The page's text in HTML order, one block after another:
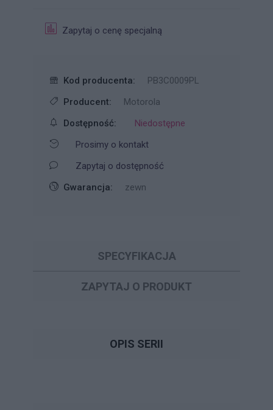
Zapytaj o cenę specjalną
Kod producenta:
PB3C0009PL
Producent:
Motorola
Dostępność:
Niedostępne
Prosimy o kontakt
Zapytaj o dostępność
Gwarancja:
zewn
SPECYFIKACJA
ZAPYTAJ O PRODUKT
OPIS SERII